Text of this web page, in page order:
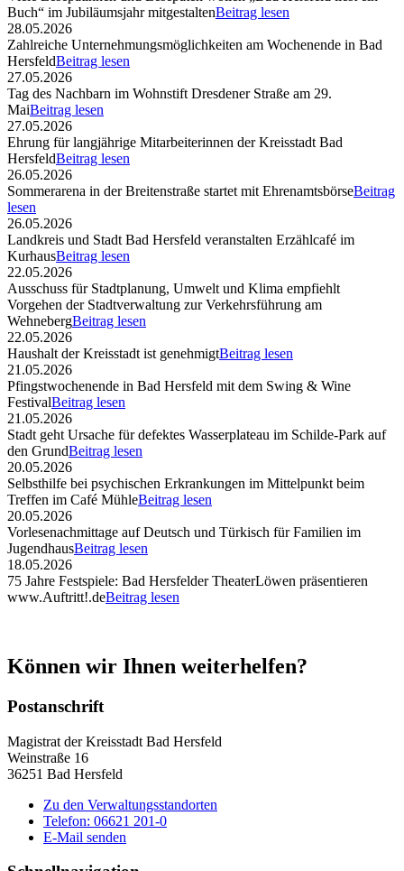
Buch“ im Jubiläumsjahr mitgestaltenBeitrag lesen
28.05.2026
Zahlreiche Unternehmungsmöglichkeiten am Wochenende in Bad
HersfeldBeitrag lesen
27.05.2026
Tag des Nachbarn im Wohnstift Dresdener Straße am 29.
MaiBeitrag lesen
27.05.2026
Ehrung für langjährige Mitarbeiterinnen der Kreisstadt Bad
HersfeldBeitrag lesen
26.05.2026
Sommerarena in der Breitenstraße startet mit EhrenamtsbörseBeitrag
lesen
26.05.2026
Landkreis und Stadt Bad Hersfeld veranstalten Erzählcafé im
KurhausBeitrag lesen
22.05.2026
Ausschuss für Stadtplanung, Umwelt und Klima empfiehlt
Vorgehen der Stadtverwaltung zur Verkehrsführung am
WehnebergBeitrag lesen
22.05.2026
Haushalt der Kreisstadt ist genehmigtBeitrag lesen
21.05.2026
Pfingstwochenende in Bad Hersfeld mit dem Swing & Wine
FestivalBeitrag lesen
21.05.2026
Stadt geht Ursache für defektes Wasserplateau im Schilde-Park auf
den GrundBeitrag lesen
20.05.2026
Selbsthilfe bei psychischen Erkrankungen im Mittelpunkt beim
Treffen im Café MühleBeitrag lesen
20.05.2026
Vorlesenachmittage auf Deutsch und Türkisch für Familien im
JugendhausBeitrag lesen
18.05.2026
75 Jahre Festspiele: Bad Hersfelder TheaterLöwen präsentieren
www.Auftritt!.deBeitrag lesen
Können wir Ihnen weiterhelfen?
Postanschrift
Magistrat der Kreisstadt Bad Hersfeld
Weinstraße 16
36251 Bad Hersfeld
Zu den Verwaltungsstandorten
Telefon: 06621 201-0
E-Mail senden